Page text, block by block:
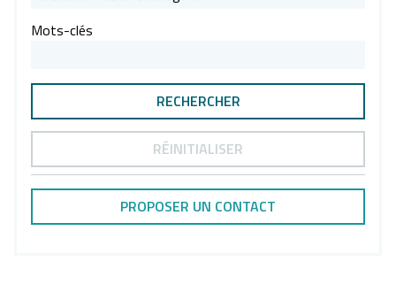
Mots-clés
RÉINITIALISER
PROPOSER UN CONTACT